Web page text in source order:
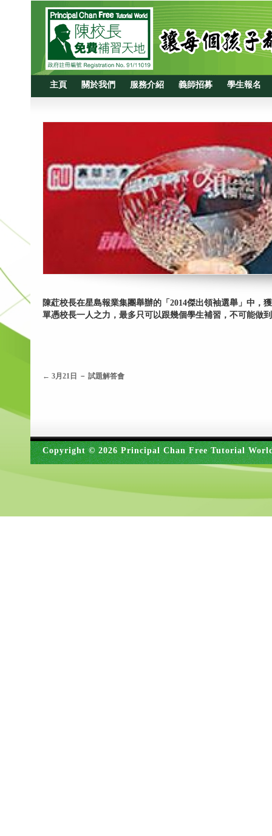
主頁 關於我們 服務介紹 義師招募 學生報名
陳葒校長在星島報業集團舉辦的「2014傑出領袖選舉」中
單憑校長一人之力，最多只可以跟幾個學生補習，不可能做
← 3月21日 － 試題解答會
Copyright © 2026 Principal Chan Free Tutorial